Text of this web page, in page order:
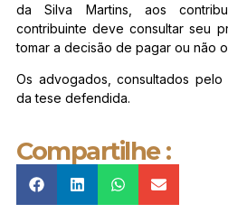
da Silva Martins, aos
contribuinte deve consultar seu
tomar a decisão de pagar ou não
Os advogados, consultados
da tese defendida.
Compartilhe :